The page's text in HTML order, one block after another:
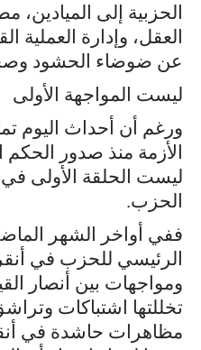
الحزبية إلى الميادين،
العقل، وإدارة العملية
عن ضوضاء الحشود
ليست المواجهة الأولى
ورغم أن أحداث اليوم
الأزمة منذ صدور الحكم
ليست الحلقة الأولى
الحزب.
ففي أواخر الشهر
الرئيسي للحزب في
ومواجهات بين أنصار
تخللتها اشتباكات
مظاهرات حاشدة في